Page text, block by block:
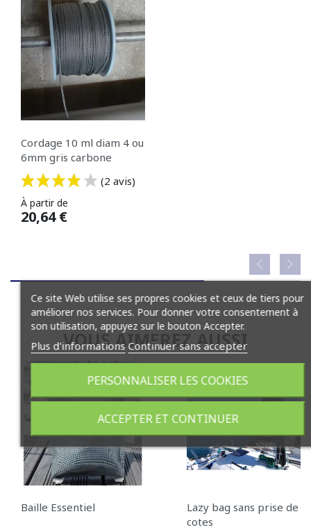
Cordage 10 ml diam 4 ou
6mm gris carbone
(2 avis)
Prix
À partir de
20,64 €
VOUS AIMEREZ AUSSI
Baille Essentiel
Lazy bag sans prise de
cotes
-10%
Ce site Web utilise ses propres cookies et ceux de tiers pour
améliorer nos services. Pour donner votre consentement à
son utilisation, appuyez sur le bouton Accepter.
Plus d'informations Continuer sans accepter
PERSONNALISER LES COOKIES
ACCEPTER ET CONTINUER